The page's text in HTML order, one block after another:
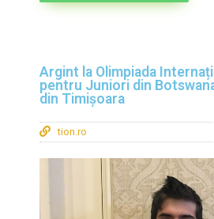
Argint la Olimpiada
pentru Juniori din
din Timișoara
tion.ro